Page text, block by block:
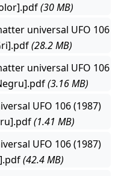
(30 MB)
universal UFO 106
(28.2 MB)
universal UFO 106
(3.16 MB)
UFO 106 (1987)
(1.41 MB)
UFO 106 (1987)
(42.4 MB)